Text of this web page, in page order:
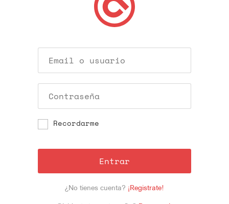
Recordarme
Entrar
¿No tienes cuenta? ¡Registrate!